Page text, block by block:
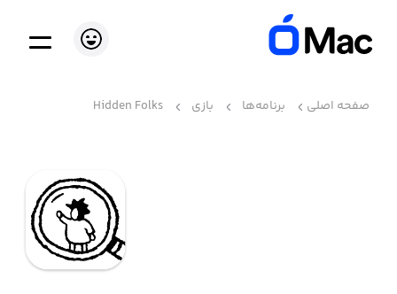
صفحه اصلی برنامه‌ها بازی Hidden Folks